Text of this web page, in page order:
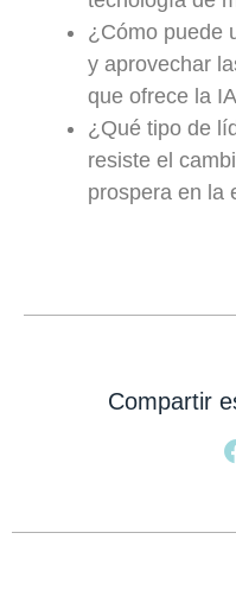
¿Cómo puede
y aprovechar
que ofrece la
¿Qué tipo de
resiste el
prospera en la
Compartir